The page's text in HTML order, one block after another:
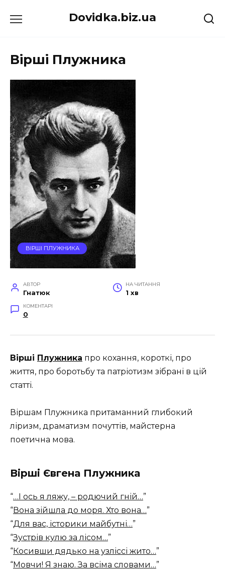
до
Dovidka.biz.ua
Вірші Плужника
ВІРШІ ПЛУЖНИКА
АВТОР
Гнатюк
НА ЧИТАННЯ
1 хв
КОМЕНТАРІ
0
Вірші Плужника про кохання, короткі, про
життя, про боротьбу та патріотизм зібрані в цій
статті.
Віршам Плужника притаманний глибокий
ліризм, драматизм почуттів, майстерна
поетична мова.
Вірші Євгена Плужника
“…І ось я ляжу, – родючий гній…”
“Вона зійшла до моря. Хто вона…”
“Для вас, історики майбутні…”
“Зустрів кулю за лісом…”
“Косивши дядько на узліссі жито…”
“Мовчи! Я знаю. За всіма словами…”